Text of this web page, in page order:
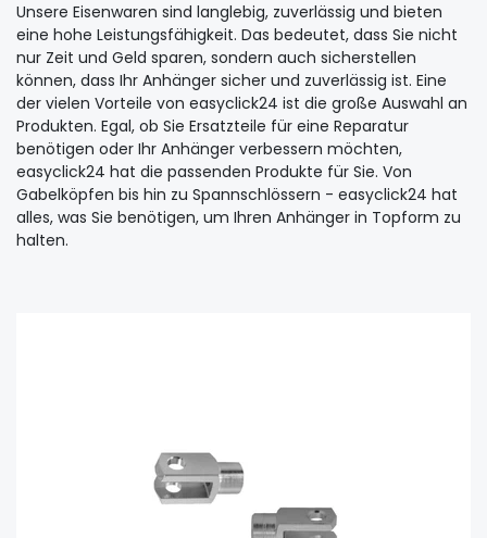
Unsere Eisenwaren sind langlebig, zuverlässig und bieten
eine hohe Leistungsfähigkeit. Das bedeutet, dass Sie nicht
nur Zeit und Geld sparen, sondern auch sicherstellen
können, dass Ihr Anhänger sicher und zuverlässig ist. Eine
der vielen Vorteile von easyclick24 ist die große Auswahl an
Produkten. Egal, ob Sie Ersatzteile für eine Reparatur
benötigen oder Ihr Anhänger verbessern möchten,
easyclick24 hat die passenden Produkte für Sie. Von
Gabelköpfen bis hin zu Spannschlössern - easyclick24 hat
alles, was Sie benötigen, um Ihren Anhänger in Topform zu
halten.